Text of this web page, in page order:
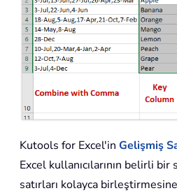
Kutools for Excel'in Gelişmiş
Excel kullanıcılarının belirli
satırları kolayca